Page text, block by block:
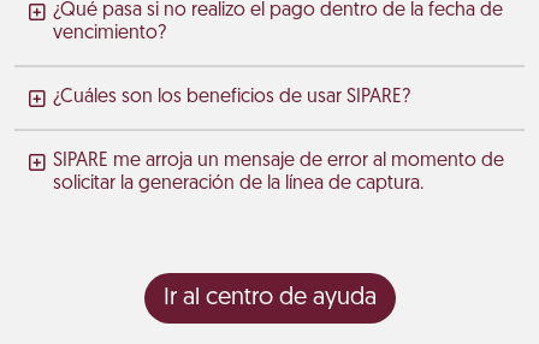
¿Qué pasa si no realizo el pago dentro de la fecha de
vencimiento?
¿Cuáles son los beneficios de usar SIPARE?
SIPARE me arroja un mensaje de error al momento de
solicitar la generación de la línea de captura.
Ir al centro de ayuda